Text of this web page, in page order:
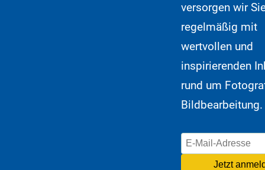
versorgen wir
regelmäßig mit
wertvollen und
inspirierenden
rund um
Bildbearbeitung.
Jetzt